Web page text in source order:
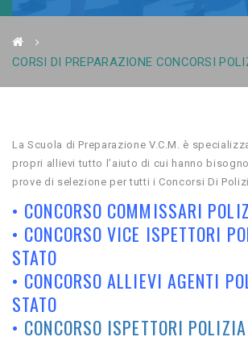
CORSI DI PREPARAZIONE CONCORSI
La Scuola di Preparazione V.C.M. è
propri allievi tutto l’aiuto di cui hanno
prove di selezione per tutti i Concorsi Di
• CONCORSO COMMISSARI
• CONCORSO VICE ISPETTORI
STATO
• CONCORSO ALLIEVI AGENTI
STATO
• CONCORSO ISPETTORI